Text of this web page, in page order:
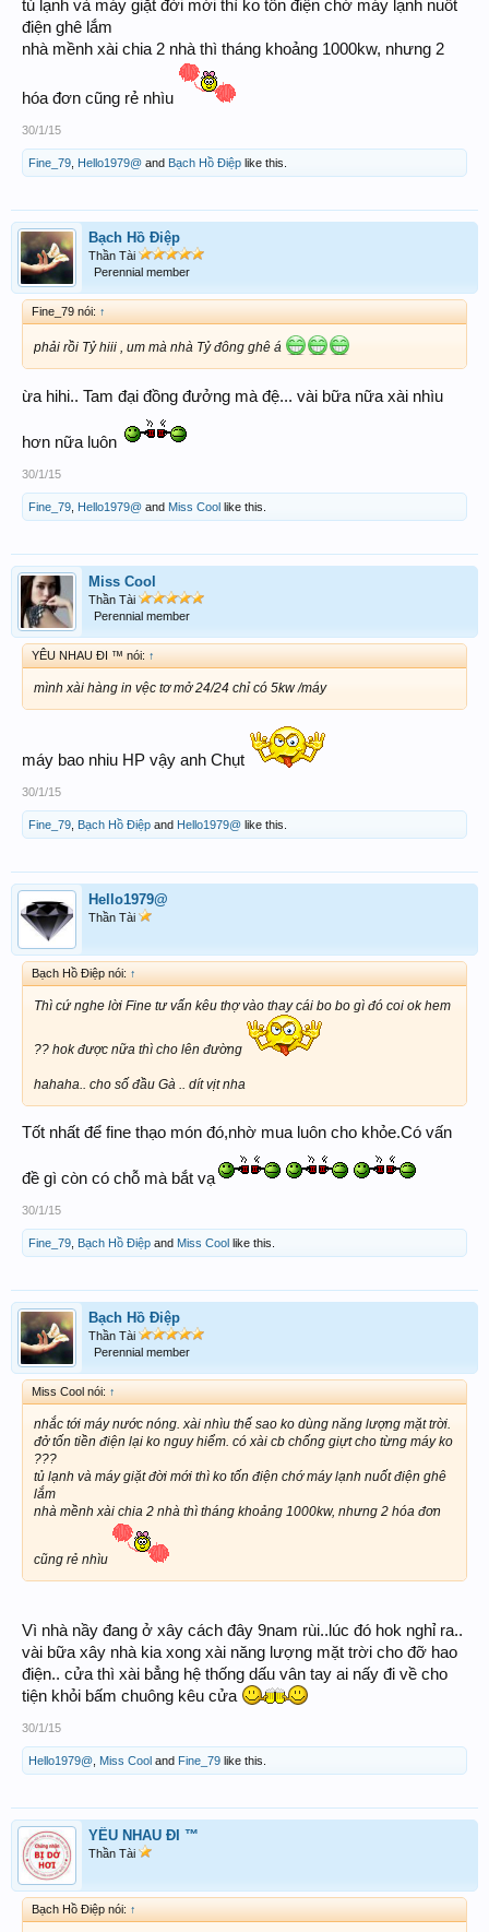
tủ lạnh và máy giặt đời mới thì ko tốn điện chớ máy lạnh nuốt
điện ghê lắm
nhà mềnh xài chia 2 nhà thì tháng khoảng 1000kw, nhưng 2
hóa đơn cũng rẻ nhìu
30/1/15
Fine_79 Hello1979@ and Bạch Hồ Điệp like this.
Bạch Hồ Điệp
Thần Tài
Perennial member
Fine_79 nói: ↑
phải rồi Tỷ hiii , um mà nhà Tỷ đông ghê á
ừa hihi.. Tam đại đồng đưởng mà đệ... vài bữa nữa xài nhìu
hơn nữa luôn
30/1/15
Fine_79 Hello1979@ and Miss Cool like this.
Miss Cool
Thần Tài
Perennial member
YÊU NHAU ĐI ™ nói: ↑
mình xài hàng in vệc tơ mở 24/24 chỉ có 5kw /máy
máy bao nhiu HP vậy anh Chụt
30/1/15
Fine_79 Bạch Hồ Điệp and Hello1979@ like this.
Hello1979@
Thần Tài
Bạch Hồ Điệp nói: ↑
Thì cứ nghe lời Fine tư vấn kêu thợ vào thay cái bo bo gì đó coi ok hem
?? hok được nữa thì cho lên đường
hahaha.. cho số đầu Gà .. dít vịt nha
Tốt nhất để fine thạo món đó,nhờ mua luôn cho khỏe.Có vấn
đề gì còn có chỗ mà bắt vạ
30/1/15
Fine_79 Bạch Hồ Điệp and Miss Cool like this.
Bạch Hồ Điệp
Thần Tài
Perennial member
Miss Cool nói: ↑
nhắc tới máy nước nóng. xài nhìu thế sao ko dùng năng lượng mặt trời.
đở tốn tiền điện lại ko nguy hiểm. có xài cb chống giựt cho từng máy ko
???
tủ lạnh và máy giặt đời mới thì ko tốn điện chớ máy lạnh nuốt điện ghê
lắm
nhà mềnh xài chia 2 nhà thì tháng khoảng 1000kw, nhưng 2 hóa đơn
cũng rẻ nhìu
Vì nhà nầy đang ở xây cách đây 9nam rùi..lúc đó hok nghỉ ra..
vài bữa xây nhà kia xong xài năng lượng mặt trời cho đỡ hao
điện.. cửa thì xài bẳng hệ thống dấu vân tay ai nấy đi về cho
tiện khỏi bấm chuông kêu cửa
30/1/15
Hello1979@ Miss Cool and Fine_79 like this.
YÊU NHAU ĐI ™
Thần Tài
Bạch Hồ Điệp nói: ↑